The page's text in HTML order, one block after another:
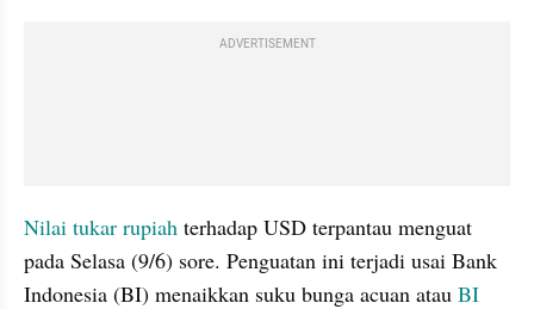
ADVERTISEMENT
Nilai tukar rupiah terhadap USD terpantau menguat
pada Selasa (9/6) sore. Penguatan ini terjadi usai Bank
Indonesia (BI) menaikkan suku bunga acuan atau BI